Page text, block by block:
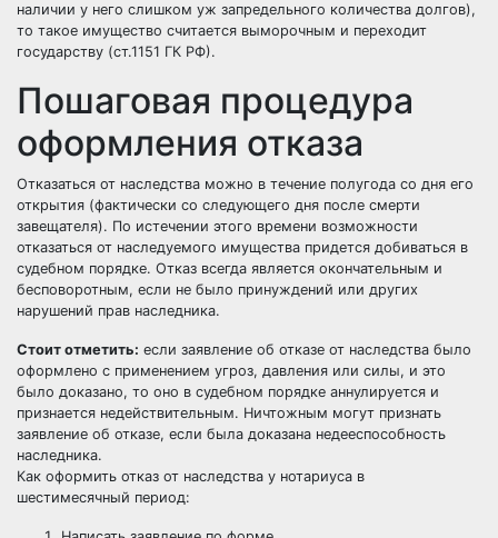
наличии у него слишком уж запредельного количества долгов),
то такое имущество считается выморочным и переходит
государству (ст.1151 ГК РФ).
Пошаговая процедура
оформления отказа
Отказаться от наследства можно в течение полугода со дня его
открытия (фактически со следующего дня после смерти
завещателя). По истечении этого времени возможности
отказаться от наследуемого имущества придется добиваться в
судебном порядке. Отказ всегда является окончательным и
бесповоротным, если не было принуждений или других
нарушений прав наследника.
Стоит отметить: если заявление об отказе от наследства было
оформлено с применением угроз, давления или силы, и это
было доказано, то оно в судебном порядке аннулируется и
признается недействительным. Ничтожным могут признать
заявление об отказе, если была доказана недееспособность
наследника.
Как оформить отказ от наследства у нотариуса в
шестимесячный период: